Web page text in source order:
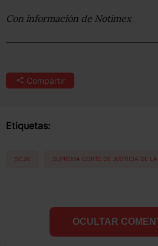
Con información de Notimex
Compartir
Etiquetas:
SCJN SUPREMA CORTE DE JUSTICIA DE
OCULTAR